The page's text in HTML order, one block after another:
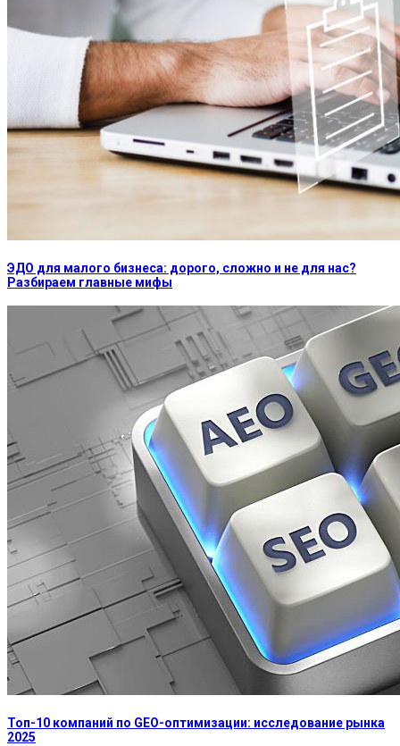
ЭДО для малого бизнеса: дорого, сложно и не для нас?
Разбираем главные мифы
Топ-10 компаний по GEO-оптимизации: исследование рынка
2025